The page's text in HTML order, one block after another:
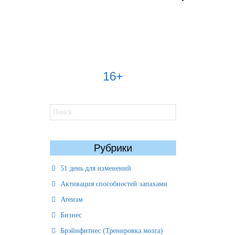
16+
Найти:
Рубрики
51 день для изменений
Активация способностей запахами
Атеизм
Бизнес
Брэйнфитнес (Тренировка мозга)